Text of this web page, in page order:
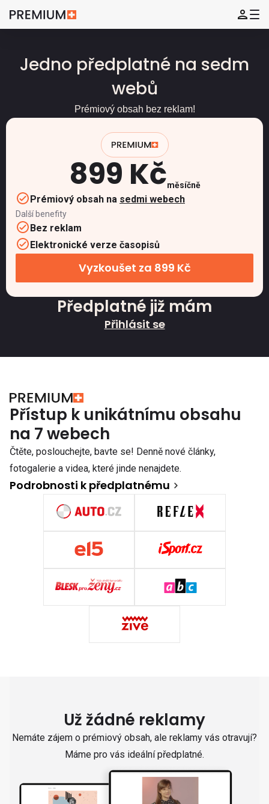
Jedno předplatné na sedm
webů
Prémiový obsah bez reklam!
899 Kčměsíčně
Prémiový obsah na sedmi webech
Další benefity
Bez reklam
Elektronické verze časopisů
Vyzkoušet za 899 Kč
Předplatné již mám
Přihlásit se
Přístup k unikátnímu obsahu
na 7 webech
Čtěte, poslouchejte, bavte se! Denně nové články,
fotogalerie a videa, které jinde nenajdete.
Podrobnosti k předplatnému
Už žádné reklamy
Nemáte zájem o prémiový obsah, ale reklamy vás otravují?
Máme pro vás ideální předplatné.